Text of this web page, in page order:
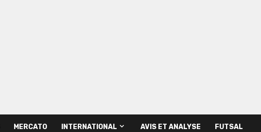
MERCATO INTERNATIONAL AVIS ET ANALYSE FUTSAL